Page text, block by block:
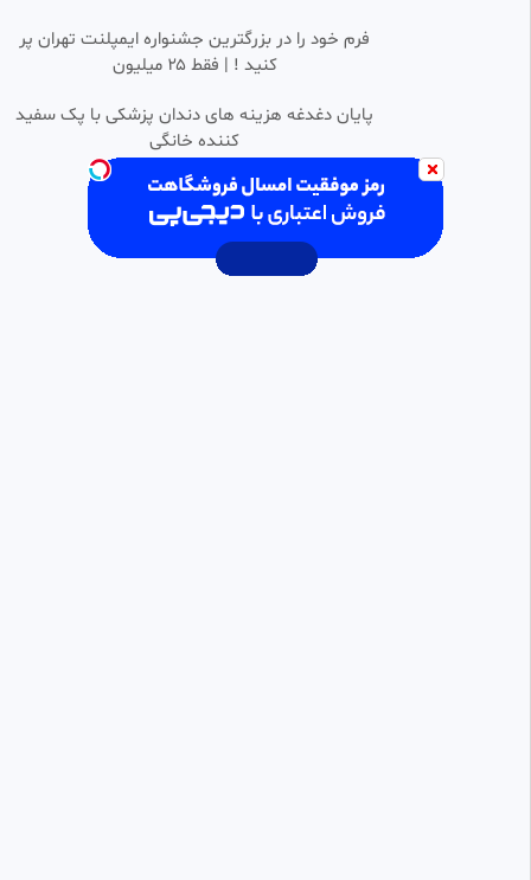
0:01:33
آموزش ساخت کاردستی تنفگ
آبپاش کاردستی پسرانه / ساخت
تنفگ آبپاش با وسایل دور ریختنی
2.77k بازدید • 12 ماه پیش
0:02:14
آموزش دلنشین کاردستی ||
کاردستی خلاقانه و زیبای کودکانه
📌اپلودر کارتون و انیمیشن✅️
2.77k بازدید • 1 سال پیش
فرم خود را در بزرگترین جشنواره ایمپلنت تهران پر
کنید ! | فقط ۲۵ میلیون
پایان دغدغه هزینه های دندان پزشکی با پک سفید
کننده خانگی